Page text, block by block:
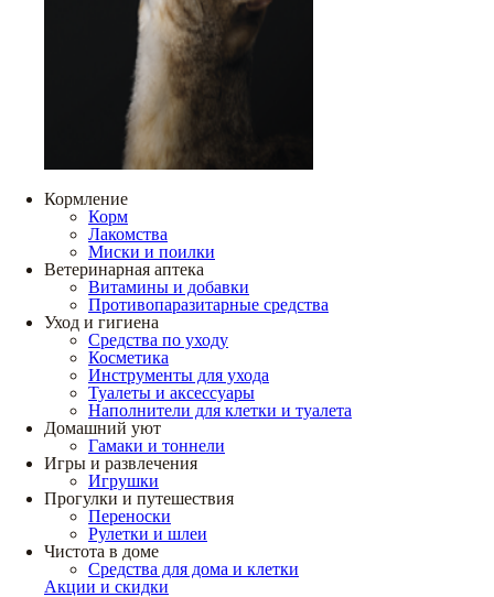
Кормление
Корм
Лакомства
Миски и поилки
Ветеринарная аптека
Витамины и добавки
Противопаразитарные средства
Уход и гигиена
Средства по уходу
Косметика
Инструменты для ухода
Туалеты и аксессуары
Наполнители для клетки и туалета
Домашний уют
Гамаки и тоннели
Игры и развлечения
Игрушки
Прогулки и путешествия
Переноски
Рулетки и шлеи
Чистота в доме
Средства для дома и клетки
Акции и скидки